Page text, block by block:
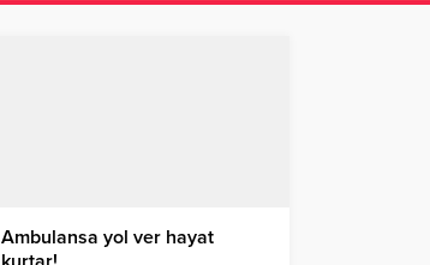
Ambulansa yol ver hayat